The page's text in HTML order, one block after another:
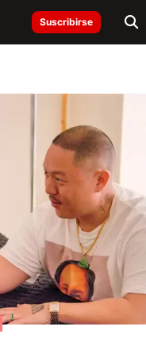
Suscribirse